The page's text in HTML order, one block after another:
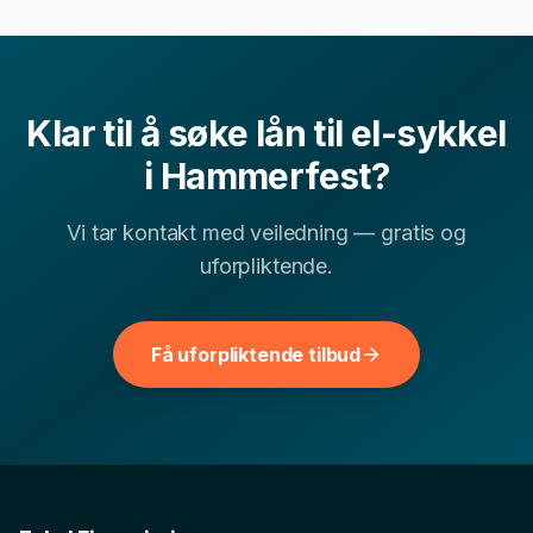
Ofte stilte spørsmål omlån til el-
Kan jeg få lån til el-sykkel i Hammerfest med lav
kredittscore?
Hvor lang tid tar det å få svar på lån til el-sykkel-
Hva er typisk rente for lån til el-sykkel i Finnmark?
Andre finansielle tjenester i
Klar til å søke lån til el-sykkel
i Hammerfest?
Vi tar kontakt med veiledning — gratis og
uforpliktende.
Få uforpliktende tilbud